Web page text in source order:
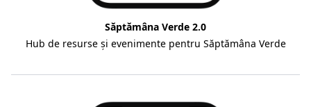
Săptămâna Verde 2.0
Hub de resurse și evenimente pentru Săptămâna Verde